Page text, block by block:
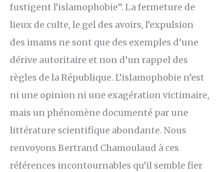
fustigent l’islamophobie”. La fermeture de
lieux de culte, le gel des avoirs, l’expulsion
des imams ne sont que des exemples d’une
dérive autoritaire et non d’un rappel des
règles de la République. L’islamophobie n’est
ni une opinion ni une exagération victimaire,
mais un phénomène documenté par une
littérature scientifique abondante. Nous
renvoyons Bertrand Chamoulaud à ces
références incontournables qu’il semble fier